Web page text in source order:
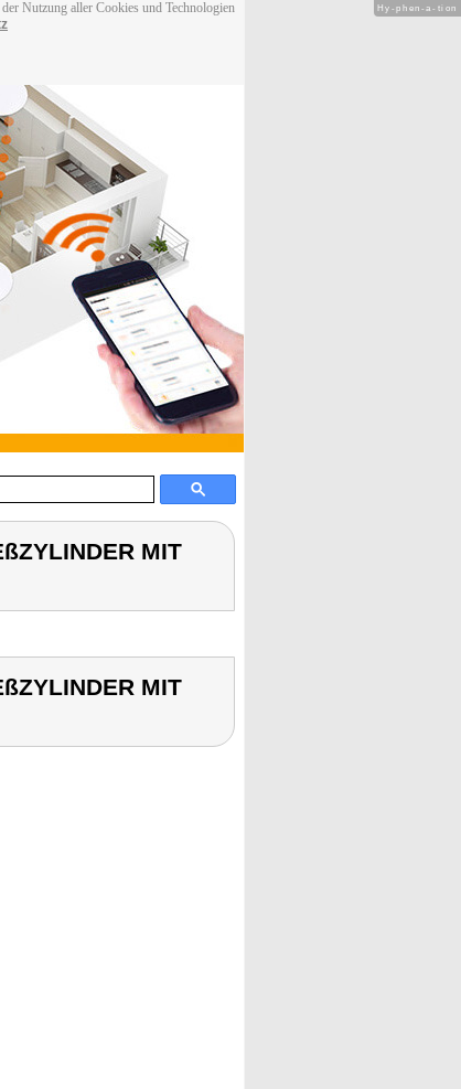
Nutzung aller Cookies und Technologien
MIT
MIT
Hy-phen-a-tion